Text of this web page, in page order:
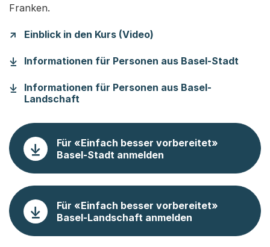
Franken.
Einblick in den Kurs (Video)
Informationen für Personen aus Basel-Stadt
Informationen für Personen aus Basel-
Landschaft
Für «Einfach besser vorbereitet»
Basel-Stadt anmelden
Für «Einfach besser vorbereitet»
Basel-Landschaft anmelden